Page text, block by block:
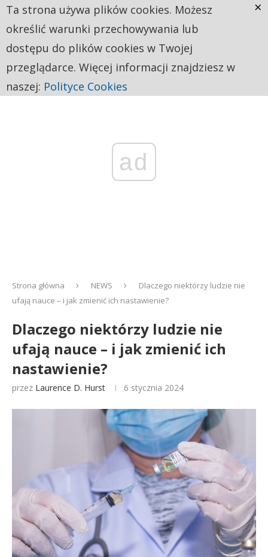
ad
Strona główna NEWS
Dlaczego niektórzy ludzie nie
ufają nauce – i jak zmienić ich nastawienie?
Dlaczego niektórzy ludzie nie
ufają nauce – i jak zmienić ich
nastawienie?
przez Laurence D. Hurst 6 stycznia 2024
Ta strona używa plików cookies. Możesz
określić warunki przechowywania lub
dostępu do plików cookies w Twojej
przeglądarce. Więcej informacji znajdziesz w
naszej: Polityce Cookies
×